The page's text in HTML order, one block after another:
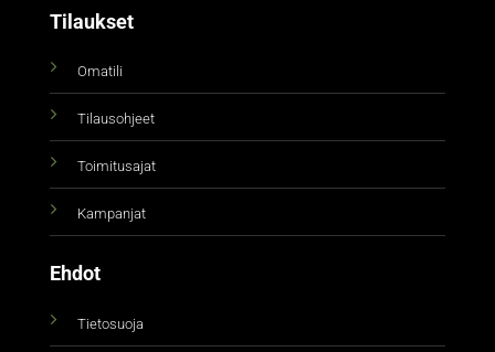
Tilaukset
Omatili
Tilausohjeet
Toimitusajat
Kampanjat
Ehdot
Tietosuoja